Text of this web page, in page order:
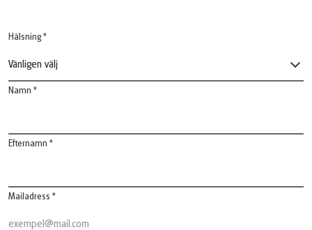
Hälsning *
Vänligen välj
Namn *
Efternamn *
Mailadress *